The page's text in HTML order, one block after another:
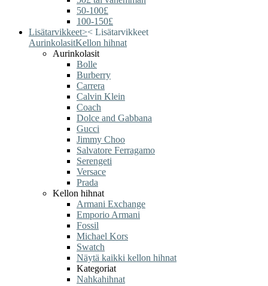
50-100£
100-150£
Lisätarvikkeet>< Lisätarvikkeet
AurinkolasitKellon hihnat
Aurinkolasit
Bolle
Burberry
Carrera
Calvin Klein
Coach
Dolce and Gabbana
Gucci
Jimmy Choo
Salvatore Ferragamo
Serengeti
Versace
Prada
Kellon hihnat
Armani Exchange
Emporio Armani
Fossil
Michael Kors
Swatch
Näytä kaikki kellon hihnat
Kategoriat
Nahkahihnat